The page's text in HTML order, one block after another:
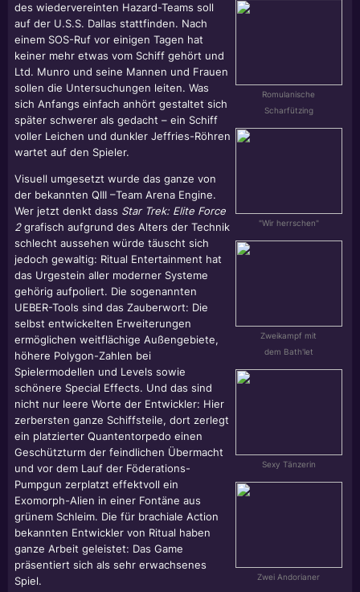
Romulanische
Scharfützing
"Wir herrschen"
Zweikampf mit
dem Bath'let
Sexy Tänzerin
Zwei Andorianer
des wiedervereinten Hazard-Teams soll
auf der U.S.S. Dallas stattfinden. Nach
einem SOS-Ruf vor einigen Tagen hat
keiner mehr etwas vom Schiff gehört und
Ltd. Munro und seine Mannen und Frauen
sollen die Untersuchungen leiten. Was
sich Anfangs einfach anhört gestaltet sich
später schwerer als gedacht – ein Schiff
voller Leichen und dunkler Jeffries-Röhren
wartet auf den Spieler.
Visuell umgesetzt wurde das ganze von
der bekannten QIII –Team Arena Engine.
Wer jetzt denkt dass Star Trek: Elite Force
2grafisch aufgrund des Alters der Technik
schlecht aussehen würde täuscht sich
jedoch gewaltig: Ritual Entertainment hat
das Urgestein aller moderner Systeme
gehörig aufpoliert. Die sogenannten
UEBER-Tools sind das Zauberwort: Die
selbst entwickelten Erweiterungen
ermöglichen weitflächige Außengebiete,
höhere Polygon-Zahlen bei
Spielermodellen und Levels sowie
schönere Special Effects. Und das sind
nicht nur leere Worte der Entwickler: Hier
zerbersten ganze Schiffsteile, dort zerlegt
ein platzierter Quantentorpedo einen
Geschützturm der feindlichen Übermacht
und vor dem Lauf der Föderations-
Pumpgun zerplatzt effektvoll ein
Exomorph-Alien in einer Fontäne aus
grünem Schleim. Die für brachiale Action
bekannten Entwickler von Ritual haben
ganze Arbeit geleistet: Das Game
präsentiert sich als sehr erwachsenes
Spiel.